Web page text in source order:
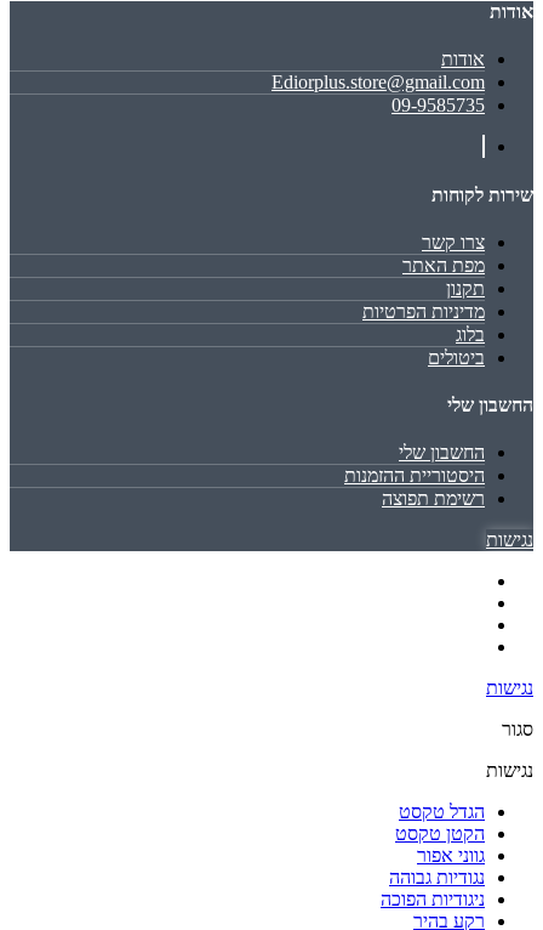
אודות
אודות
Ediorplus.store@gmail.com
09-9585735
שירות לקוחות
צרו קשר
מפת האתר
תקנון
מדיניות הפרטיות
בלוג
ביטולים
החשבון שלי
החשבון שלי
היסטוריית ההזמנות
רשימת תפוצה
נגישות
נגישות
סגור
נגישות
הגדל טקסט
הקטן טקסט
גווני אפור
נגודיות גבוהה
ניגודיות הפוכה
רקע בהיר